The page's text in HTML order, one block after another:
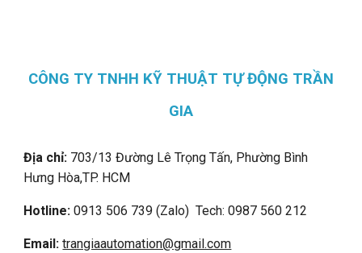
CÔNG TY TNHH KỸ THUẬT TỰ ĐỘNG TRẦN
GIA
Địa chỉ: 703/13 Đường Lê Trọng Tấn, Phường Bình
Hưng Hòa,TP. HCM
Hotline: 0913 506 739 (Zalo) Tech: 0987 560 212
Email:trangiaautomation@gmail.com